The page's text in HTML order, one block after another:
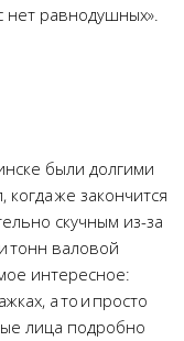
нет равнодушных».
были долгими
же закончится
скучным из-за
тонн валовой
интересное:
а то и просто
лица подробно